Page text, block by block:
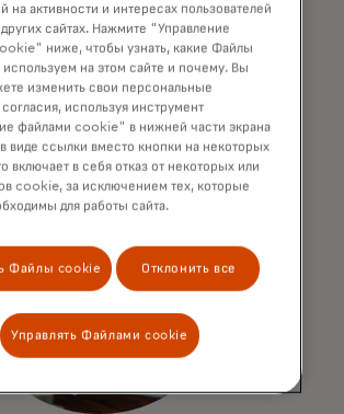
чтобы опережать
и достигать выдающихся
на активности и интересах пользователей
сайтах. Нажмите "Управление
ниже, чтобы узнать, какие Файлы
на этом сайте и почему. Вы
изменить свои персональные
используя инструмент
файлами cookie" в нижней части экрана
виде ссылки вместо кнопки на некоторых
включает в себя отказ от некоторых или
cookie, за исключением тех, которые
для работы сайта.
Файлы cookie Отклонить все
Управлять Файлами cookie